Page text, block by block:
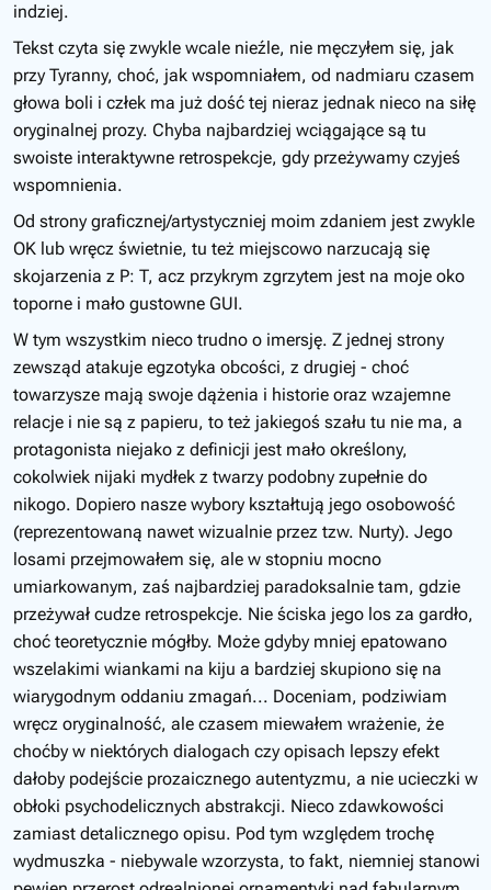
indziej.
Tekst czyta się zwykle wcale nieźle, nie męczyłem się, jak
przy Tyranny, choć, jak wspomniałem, od nadmiaru czasem
głowa boli i człek ma już dość tej nieraz jednak nieco na siłę
oryginalnej prozy. Chyba najbardziej wciągające są tu
swoiste interaktywne retrospekcje, gdy przeżywamy czyjeś
wspomnienia.
Od strony graficznej/artystyczniej moim zdaniem jest zwykle
OK lub wręcz świetnie, tu też miejscowo narzucają się
skojarzenia z P: T, acz przykrym zgrzytem jest na moje oko
toporne i mało gustowne GUI.
W tym wszystkim nieco trudno o imersję. Z jednej strony
zewsząd atakuje egzotyka obcości, z drugiej - choć
towarzysze mają swoje dążenia i historie oraz wzajemne
relacje i nie są z papieru, to też jakiegoś szału tu nie ma, a
protagonista niejako z definicji jest mało określony,
cokolwiek nijaki mydłek z twarzy podobny zupełnie do
nikogo. Dopiero nasze wybory kształtują jego osobowość
(reprezentowaną nawet wizualnie przez tzw. Nurty). Jego
losami przejmowałem się, ale w stopniu mocno
umiarkowanym, zaś najbardziej paradoksalnie tam, gdzie
przeżywał cudze retrospekcje. Nie ściska jego los za gardło,
choć teoretycznie mógłby. Może gdyby mniej epatowano
wszelakimi wiankami na kiju a bardziej skupiono się na
wiarygodnym oddaniu zmagań... Doceniam, podziwiam
wręcz oryginalność, ale czasem miewałem wrażenie, że
choćby w niektórych dialogach czy opisach lepszy efekt
dałoby podejście prozaicznego autentyzmu, a nie ucieczki w
obłoki psychodelicznych abstrakcji. Nieco zdawkowości
zamiast detalicznego opisu. Pod tym względem trochę
wydmuszka - niebywale wzorzysta, to fakt, niemniej stanowi